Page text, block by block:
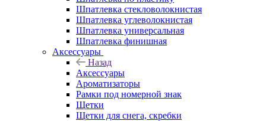
Шпатлевка стекловолокнистая
Шпатлевка углеволокнистая
Шпатлевка универсальная
Шпатлевка финишная
Аксессуары
Назад
Аксессуары
Ароматизаторы
Рамки под номерной знак
Щетки
Щетки для снега, скребки